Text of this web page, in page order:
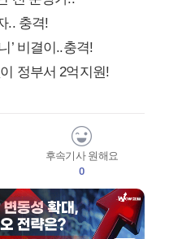
.. 충격!
’ 비결이..충격!
정부서 2억지원!
후속기사 원해요
0